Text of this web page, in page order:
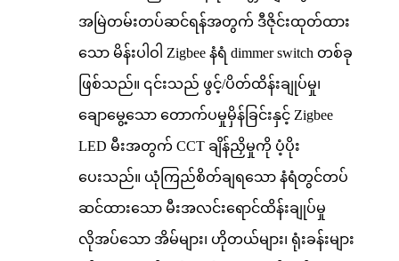
အမြဲတမ်းတပ်ဆင်ရန်အတွက် ဒီဇိုင်းထုတ်ထား
သော မိန်းပါဝါ Zigbee နံရံ dimmer switch တစ်ခု
ဖြစ်သည်။ ၎င်းသည် ဖွင့်/ပိတ်ထိန်းချုပ်မှု၊
ချောမွေ့သော တောက်ပမှုမှိန်ခြင်းနှင့် Zigbee
LED မီးအတွက် CCT ချိန်ညှိမှုကို ပံ့ပိုး
ပေးသည်။ ယုံကြည်စိတ်ချရသော နံရံတွင်တပ်
ဆင်ထားသော မီးအလင်းရောင်ထိန်းချုပ်မှု
လိုအပ်သော အိမ်များ၊ ဟိုတယ်များ၊ ရုံးခန်းများ